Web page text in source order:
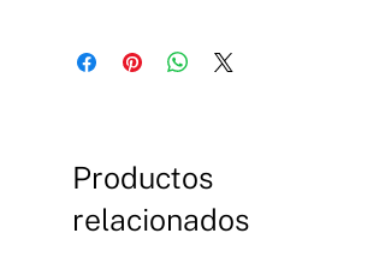
aussieBum y ellos te lo
No introducirlos en la secadora
(mejor para tus aussieBums y
para el medio ambiente).
Productos
relacionados